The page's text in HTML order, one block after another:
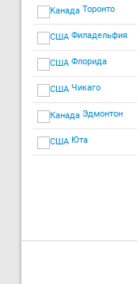
Торонто
Филадельфия
Флорида
Чикаго
Эдмонтон
Юта